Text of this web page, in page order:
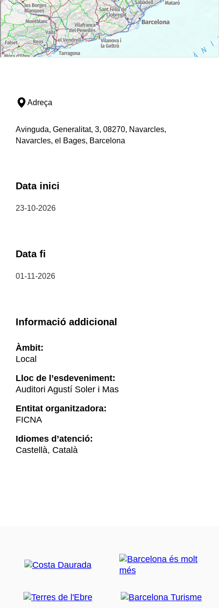
Adreça
Avinguda, Generalitat, 3, 08270, Navarcles,
Navarcles, el Bages, Barcelona
Data inici
23-10-2026
Data fi
01-11-2026
Informació addicional
Àmbit:
Local
Lloc de l’esdeveniment:
Auditori Agustí Soler i Mas
Entitat organitzadora:
FICNA
Idiomes d’atenció:
Castellà, Català